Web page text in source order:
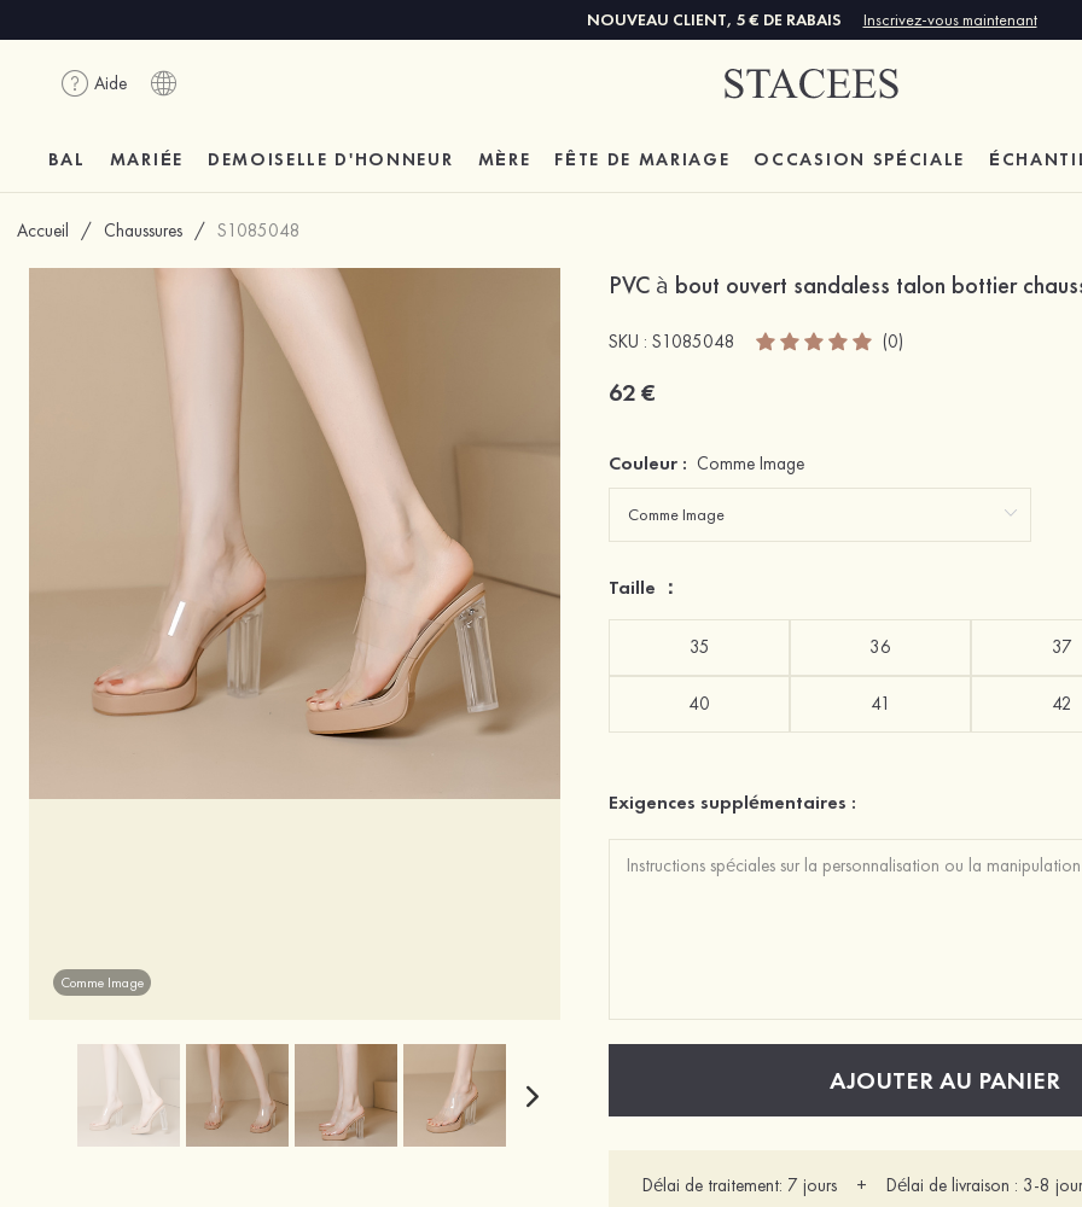
NOUVEAU CLIENT, 5 € DE RABAIS Inscrivez-vous maintenant
Aide
BAL MARIÉE DEMOISELLE D'HONNEUR MÈRE FÊTE DE MARIAGE OCCASION SPÉCIALE
Accueil / Chaussures / S1085048
Comme Image
PVC à bout ouvert sandaless talon bottier
SKU : S1085048 (0)
62 €
Couleur : Comme Image
Taille ：
35 36 37
40 41 42
Exigences supplémentaires :
AJOUTER AU PANIER
Délai de traitement: 7 jours + Délai de livraison : 3-8